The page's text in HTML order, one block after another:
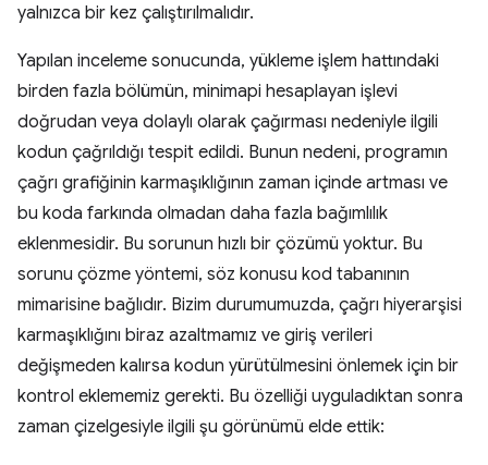
yalnızca bir kez çalıştırılmalıdır.
Yapılan inceleme sonucunda, yükleme işlem hattındaki
birden fazla bölümün, minimapi hesaplayan işlevi
doğrudan veya dolaylı olarak çağırması nedeniyle ilgili
kodun çağrıldığı tespit edildi. Bunun nedeni, programın
çağrı grafiğinin karmaşıklığının zaman içinde artması ve
bu koda farkında olmadan daha fazla bağımlılık
eklenmesidir. Bu sorunun hızlı bir çözümü yoktur. Bu
sorunu çözme yöntemi, söz konusu kod tabanının
mimarisine bağlıdır. Bizim durumumuzda, çağrı hiyerarşisi
karmaşıklığını biraz azaltmamız ve giriş verileri
değişmeden kalırsa kodun yürütülmesini önlemek için bir
kontrol eklememiz gerekti. Bu özelliği uyguladıktan sonra
zaman çizelgesiyle ilgili şu görünümü elde ettik: